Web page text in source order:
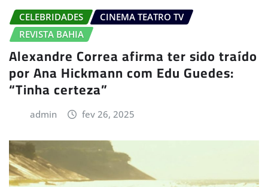
CELEBRIDADES
CINEMA TEATRO TV
REVISTA BAHIA
Alexandre Correa afirma ter sido traído
por Ana Hickmann com Edu Guedes:
“Tinha certeza”
admin fev 26, 2025